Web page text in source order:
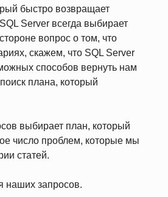
быстро возвращает
Server всегда выбирает
вопрос о том, что
скажем, что SQL Server
способов вернуть нам
плана, который
выбирает план, который
число проблем, которые мы
статей.
наших запросов.